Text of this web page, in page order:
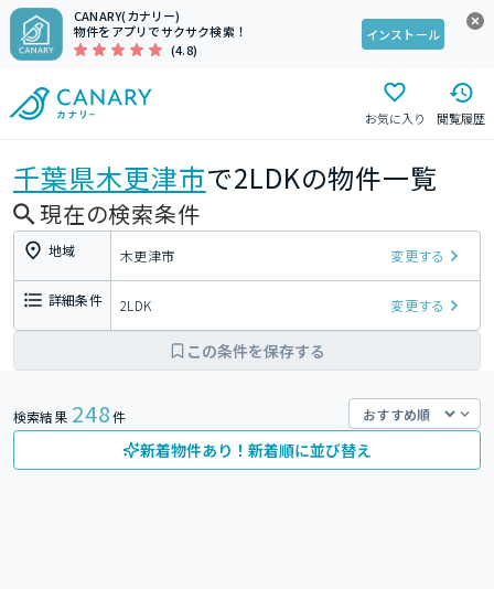
CANARY(カナリー)
物件をアプリでサクサク検索！
(4.8)
インストール
お気に入り 閲覧履歴
千葉県木更津市で2LDKの物件一覧
現在の検索条件
地域 木更津市 変更する
詳細条件 2LDK 変更する
この条件を保存する
検索結果 248件
新着物件あり！新着順に並び替え